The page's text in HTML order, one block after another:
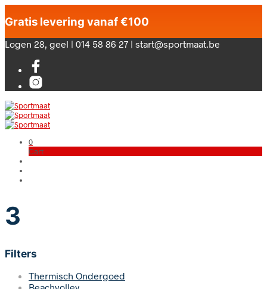
Gratis levering vanaf €100
Logen 28, geel | 014 58 86 27 | start@sportmaat.be
0
Cart
3
Filters
Thermisch Ondergoed